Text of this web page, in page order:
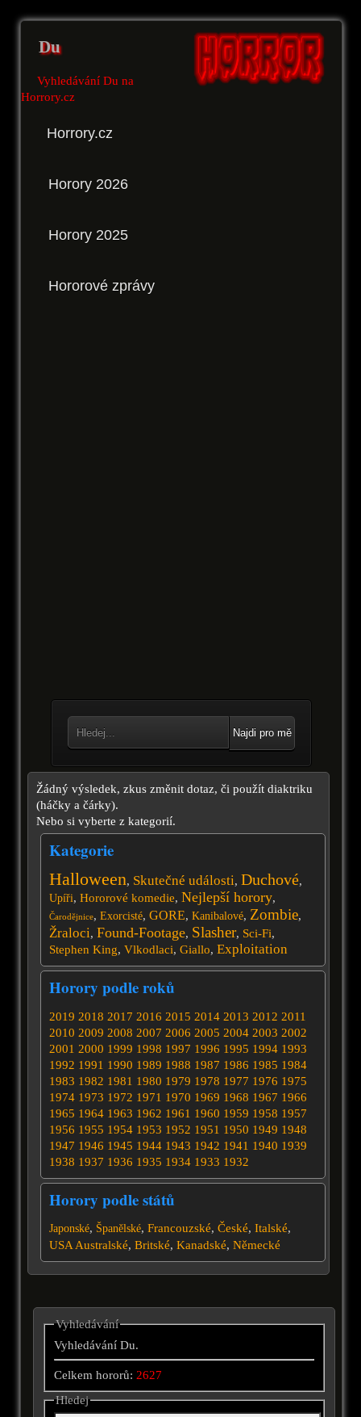
Du
Vyhledávání Du na
Horrory.cz
Horrory.cz
Horory 2026
Horory 2025
Hororové zprávy
Najdi pro mě
Žádný výsledek, zkus změnit dotaz, či použít diaktriku
(háčky a čárky).
Nebo si vyberte z kategorií.
Kategorie
Halloween, Skutečné události, Duchové,
Upíři, Hororové komedie, Nejlepší horory,
Čarodějnice, Exorcisté, GORE, Kanibalové, Zombie,
Žraloci, Found-Footage, Slasher, Sci-Fi,
Stephen King, Vlkodlaci, Giallo, Exploitation
Horory podle roků
2019 2018 2017 2016 2015 2014 2013 2012 2011
2010 2009 2008 2007 2006 2005 2004 2003 2002
2001 2000 1999 1998 1997 1996 1995 1994 1993
1992 1991 1990 1989 1988 1987 1986 1985 1984
1983 1982 1981 1980 1979 1978 1977 1976 1975
1974 1973 1972 1971 1970 1969 1968 1967 1966
1965 1964 1963 1962 1961 1960 1959 1958 1957
1956 1955 1954 1953 1952 1951 1950 1949 1948
1947 1946 1945 1944 1943 1942 1941 1940 1939
1938 1937 1936 1935 1934 1933 1932
Horory podle států
Japonské, Španělské, Francouzské, České, Italské,
USA Australské, Britské, Kanadské, Německé
Vyhledávání
Vyhledávání Du.
Celkem hororů: 2627
Hledej